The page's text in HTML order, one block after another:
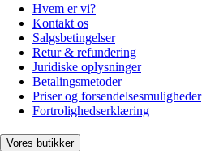
Hvem er vi?
Kontakt os
Salgsbetingelser
Retur & refundering
Juridiske oplysninger
Betalingsmetoder
Priser og forsendelsesmuligheder
Fortrolighedserklæring
Vores butikker